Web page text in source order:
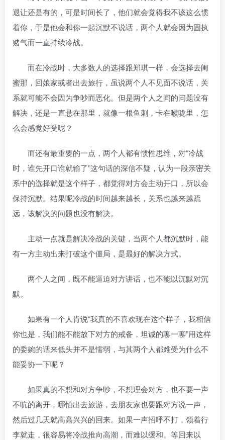
退让还是有的，可是时间长了，他们就会觉得我不该这么惯
着你，于是他会和你一起沉默不说话，两个人就会因为固执
赌气而一直持续冷战。
而在冷战时，大多数人的选择跟郑琪一样，会选择去闺
蜜那，回娘家或者出去旅行，虽说两个人不见面不说话，关
系就可能不会因为争吵而恶化。但是两个人之间的问题没有
解决，还是一直悬在那里，就像一根鱼刺，卡在喉咙里，怎
么会感觉好受呢？
而还有最重要的一点，两个人都有惯性思维，对“冷战
时，谁先开口谁就输了”这句话的深信不疑，认为一段亲密关
系中的选择就是这个样子，都觉得对方会主动开口，所以会
保持沉默。结果呢冷战的时间越来越长，关系也越来越疏
远，该解决的问题也没有解决。
主动一点就是解决冷战的关键，当两个人都沉默时，能
有一方主动出来打破这个僵局，是最好的解决方式。
两个人之间，既不能逼迫对方讲话，也不能以沉默对沉
默。
如果有一个人肯说“我真的不喜欢现在这个样子，我相信
你也是，我们能不能放下对方的戒备，坦诚的聊一聊”用这样
的委婉的话来低头并不是懦弱，与其两个人都难受为什么不
能妥协一下呢？
如果真的不想和对方争吵，不想理会对方，也不要一声
不吭的离开，哪怕出去旅游，去朋友家也要跟对方说一声，
然后过几天就高高兴兴的回来。如果一声招呼不打，领着行
李就走，很容易将冷战推向高潮，而难以缓和。等回来以